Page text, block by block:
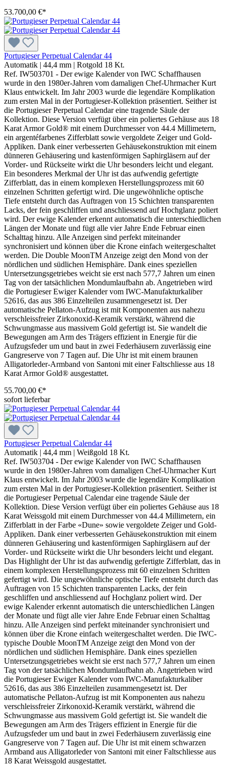
53.700,00 €*
Portugieser Perpetual Calendar 44
Automatik | 44,4 mm | Rotgold 18 Kt.
Ref. IW503701 - Der ewige Kalender von IWC Schaffhausen
wurde in den 1980er-Jahren vom damaligen Chef-Uhrmacher Kurt
Klaus entwickelt. Im Jahr 2003 wurde die legendäre Komplikation
zum ersten Mal in der Portugieser-Kollektion präsentiert. Seither ist
die Portugieser Perpetual Calendar eine tragende Säule der
Kollektion. Diese Version verfügt über ein poliertes Gehäuse aus 18
Karat Armor Gold® mit einem Durchmesser von 44.4 Millimetern,
ein argentéfarbenes Zifferblatt sowie vergoldete Zeiger und Gold-
Appliken. Dank einer verbesserten Gehäusekonstruktion mit einem
dünneren Gehäusering und kastenförmigen Saphirgläsern auf der
Vorder- und Rückseite wirkt die Uhr besonders leicht und elegant.
Ein besonderes Merkmal der Uhr ist das aufwendig gefertigte
Zifferblatt, das in einem komplexen Herstellungsprozess mit 60
einzelnen Schritten gefertigt wird. Die ungewöhnliche optische
Tiefe entsteht durch das Auftragen von 15 Schichten transparenten
Lacks, der fein geschliffen und anschliessend auf Hochglanz poliert
wird. Der ewige Kalender erkennt automatisch die unterschiedlichen
Längen der Monate und fügt alle vier Jahre Ende Februar einen
Schalttag hinzu. Alle Anzeigen sind perfekt miteinander
synchronisiert und können über die Krone einfach weitergeschaltet
werden. Die Double MoonTM Anzeige zeigt den Mond von der
nördlichen und südlichen Hemisphäre. Dank eines speziellen
Untersetzungsgetriebes weicht sie erst nach 577,7 Jahren um einen
Tag von der tatsächlichen Mondumlaufbahn ab. Angetrieben wird
die Portugieser Ewiger Kalender vom IWC-Manufakturkaliber
52616, das aus 386 Einzelteilen zusammengesetzt ist. Der
automatische Pellaton-Aufzug ist mit Komponenten aus nahezu
verschleissfreier Zirkonoxid-Keramik verstärkt, während die
Schwungmasse aus massivem Gold gefertigt ist. Sie wandelt die
Bewegungen am Arm des Trägers effizient in Energie für die
Aufzugsfeder um und baut in zwei Federhäusern zuverlässig eine
Gangreserve von 7 Tagen auf. Die Uhr ist mit einem braunen
Alligatorleder-Armband von Santoni mit einer Faltschliesse aus 18
Karat Armor Gold® ausgestattet.
55.700,00 €*
sofort lieferbar
Portugieser Perpetual Calendar 44
Automatik | 44,4 mm | Weißgold 18 Kt.
Ref. IW503704 - Der ewige Kalender von IWC Schaffhausen
wurde in den 1980er-Jahren vom damaligen Chef-Uhrmacher Kurt
Klaus entwickelt. Im Jahr 2003 wurde die legendäre Komplikation
zum ersten Mal in der Portugieser-Kollektion präsentiert. Seither ist
die Portugieser Perpetual Calendar eine tragende Säule der
Kollektion. Diese Version verfügt über ein poliertes Gehäuse aus 18
Karat Weissgold mit einem Durchmesser von 44.4 Millimetern, ein
Zifferblatt in der Farbe «Dune» sowie vergoldete Zeiger und Gold-
Appliken. Dank einer verbesserten Gehäusekonstruktion mit einem
dünneren Gehäusering und kastenförmigen Saphirgläsern auf der
Vorder- und Rückseite wirkt die Uhr besonders leicht und elegant.
Das Highlight der Uhr ist das aufwendig gefertigte Zifferblatt, das in
einem komplexen Herstellungsprozess mit 60 einzelnen Schritten
gefertigt wird. Die ungewöhnliche optische Tiefe entsteht durch das
Auftragen von 15 Schichten transparenten Lacks, der fein
geschliffen und anschliessend auf Hochglanz poliert wird. Der
ewige Kalender erkennt automatisch die unterschiedlichen Längen
der Monate und fügt alle vier Jahre Ende Februar einen Schalttag
hinzu. Alle Anzeigen sind perfekt miteinander synchronisiert und
können über die Krone einfach weitergeschaltet werden. Die IWC-
typische Double MoonTM Anzeige zeigt den Mond von der
nördlichen und südlichen Hemisphäre. Dank eines speziellen
Untersetzungsgetriebes weicht sie erst nach 577,7 Jahren um einen
Tag von der tatsächlichen Mondumlaufbahn ab. Angetrieben wird
die Portugieser Ewiger Kalender vom IWC-Manufakturkaliber
52616, das aus 386 Einzelteilen zusammengesetzt ist. Der
automatische Pellaton-Aufzug ist mit Komponenten aus nahezu
verschleissfreier Zirkonoxid-Keramik verstärkt, während die
Schwungmasse aus massivem Gold gefertigt ist. Sie wandelt die
Bewegungen am Arm des Trägers effizient in Energie für die
Aufzugsfeder um und baut in zwei Federhäusern zuverlässig eine
Gangreserve von 7 Tagen auf. Die Uhr ist mit einem schwarzen
Armband aus Alligatorleder von Santoni mit einer Faltschliesse aus
18 Karat Weissgold ausgestattet.